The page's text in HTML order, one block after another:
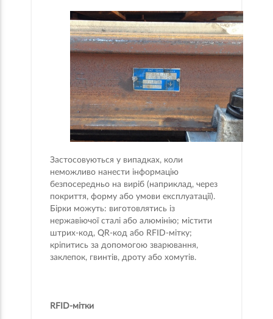
Застосовуються у випадках, коли
неможливо нанести інформацію
безпосередньо на виріб (наприклад, через
покриття, форму або умови експлуатації).
Бірки можуть: виготовлятись із
нержавіючої сталі або алюмінію; містити
штрих-код, QR-код або RFID-мітку;
кріпитись за допомогою зварювання,
заклепок, гвинтів, дроту або хомутів.
RFID-мітки